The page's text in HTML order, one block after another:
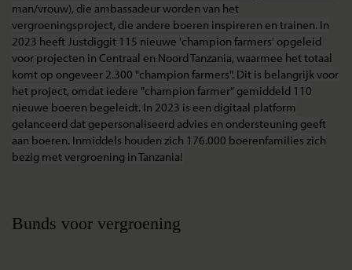
man/vrouw), die ambassadeur worden van het
vergroeningsproject, die andere boeren inspireren en trainen. In
2023 heeft Justdiggit 115 nieuwe 'champion farmers' opgeleid
voor projecten in Centraal en Noord Tanzania, waarmee het totaal
komt op ongeveer 2.300 "champion farmers". Dit is belangrijk voor
het project, omdat iedere "champion farmer" gemiddeld 110
nieuwe boeren begeleidt. In 2023 is een digitaal platform
gelanceerd dat gepersonaliseerd advies en ondersteuning geeft
aan boeren. Inmiddels houden zich 176.000 boerenfamilies zich
bezig met vergroening in Tanzania!
Bunds voor vergroening